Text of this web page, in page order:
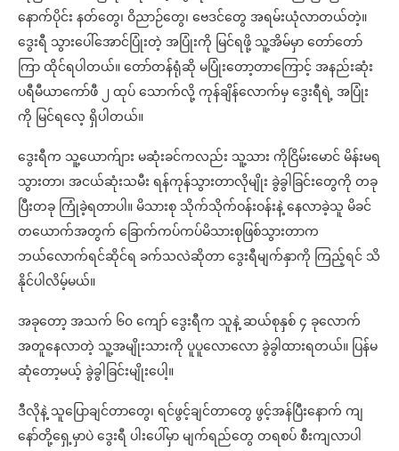
နောက်ပိုင်း နတ်တွေ၊ ဝိညာဉ်တွေ၊ ဗေဒင်တွေ အရမ်းယုံလာတယ်တဲ့။
ဒွေးရီ သွားပေါ်အောင်ပြုံးတဲ့ အပြုံးကို မြင်ရဖို့ သူ့အိမ်မှာ တော်တော်
ကြာ ထိုင်ရပါတယ်။ တော်တန်ရုံဆို မပြုံးတော့တာကြောင့် အနည်းဆုံး
ပရီမီယာကော်ဖီ ၂ ထုပ် သောက်လို့ ကုန်ချိန်လောက်မှ ဒွေးရီရဲ့ အပြုံး
ကို မြင်ရလေ့ ရှိပါတယ်။
ဒွေးရီက သူ့ယောက်ျား မဆုံးခင်ကလည်း သူ့သား ကိုငြိမ်းမောင် မိန်းမရ
သွားတာ၊ အငယ်ဆုံးသမီး ရန်ကုန်သွားတာလိုမျိုး ခွဲခွါခြင်းတွေကို တခု
ပြီးတခု ကြုံခဲ့ရတာပါ။ မိသားစု သိုက်သိုက်ဝန်းဝန်းနဲ့ နေလာခဲ့သူ မိခင်
တယောက်အတွက် ခြောက်ကပ်ကပ်မိသားစုဖြစ်သွားတာက
ဘယ်လောက်ရင်ဆိုင်ရ ခက်သလဲဆိုတာ ဒွေးရီမျက်နှာကို ကြည့်ရင် သိ
နိုင်ပါလိမ့်မယ်။
အခုတော့ အသက် ၆၀ ကျော် ဒွေးရီက သူနဲ့ ဆယ်စုနှစ် ၄ ခုလောက်
အတူနေလာတဲ့ သူ့အမျိုးသားကို ပူပူလောလော ခွဲခွါထားရတယ်။ ပြန်မ
ဆုံတော့မယ့် ခွဲခွါခြင်းမျိုးပေါ့။
ဒီလိုနဲ့ သူပြောချင်တာတွေ၊ ရင်ဖွင့်ချင်တာတွေ ဖွင့်အန်ပြီးနောက် ကျ
နော်တို့ရှေ့မှာပဲ ဒွေးရီ ပါးပေါ်မှာ မျက်ရည်တွေ တရစပ် စီးကျလာပါ